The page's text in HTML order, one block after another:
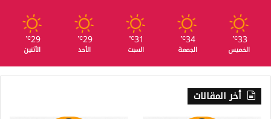
33
℃
الخميس
34
℃
الجمعة
31
℃
السبت
29
℃
الأحد
29
℃
الأثنين
أخر المقالات